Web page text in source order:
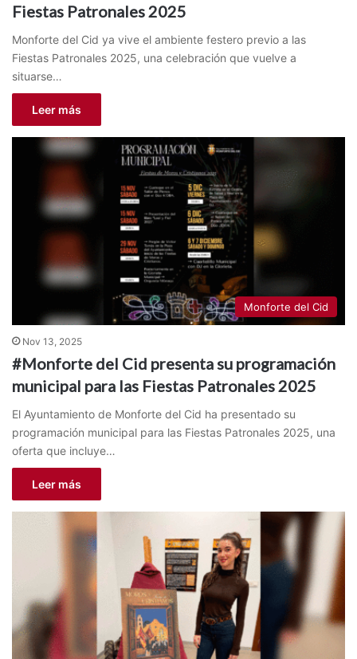
Fiestas Patronales 2025
Monforte del Cid ya vive el ambiente festero previo a las
Fiestas Patronales 2025, una celebración que vuelve a
situarse…
Leer más
Monforte del Cid
Nov 13, 2025
#Monforte del Cid presenta su programación
municipal para las Fiestas Patronales 2025
El Ayuntamiento de Monforte del Cid ha presentado su
programación municipal para las Fiestas Patronales 2025, una
oferta que incluye…
Leer más